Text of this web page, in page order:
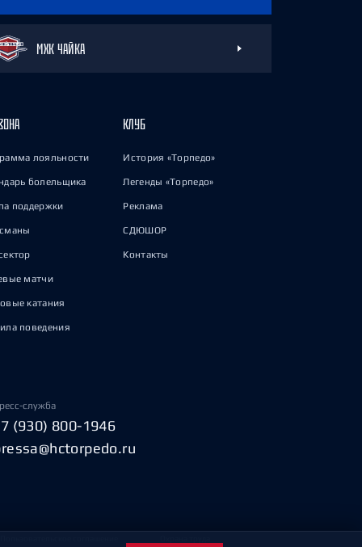
МХК ЧАЙКА
лояльности
болельщика
поддержки
матчи
катания
поведения
КЛУБ
История «Торпедо»
Легенды «Торпедо»
Реклама
СДЮШОР
Контакты
служба
(930) 800-1946